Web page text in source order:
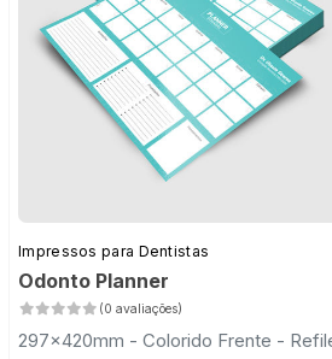
Impressos para Dentistas
Odonto Planner
(0 avaliações)
297x420mm - Colorido Frente -